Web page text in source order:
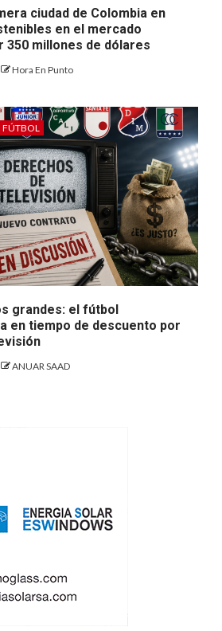
ciudad de Colombia en
en el mercado
350 millones de dólares
Hora En Punto
FÚTBOL
grandes: el fútbol
en tiempo de descuento por
ANUAR SAAD